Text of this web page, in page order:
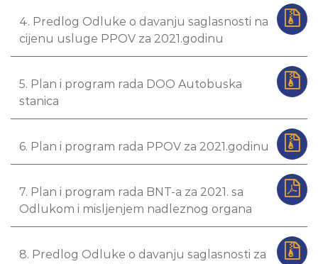
4. Predlog Odluke o davanju saglasnosti na
cijenu usluge PPOV za 2021.godinu
5. Plan i program rada DOO Autobuska
stanica
6. Plan i program rada PPOV za 2021.godinu
7. Plan i program rada BNT-a za 2021. sa
Odlukom i misljenjem nadleznog organa
8. Predlog Odluke o davanju saglasnosti za